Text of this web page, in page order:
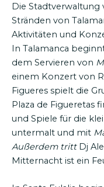
Die Stadtverwaltung
Stränden von
Aktivitäten und
In Talamanca
dem Servieren von
einem Konzert von
Figueres spielt die
Plaza de Figueretas
und Spiele für die
untermalt und mit
Außerdem tritt Dj
Mitternacht ist ein